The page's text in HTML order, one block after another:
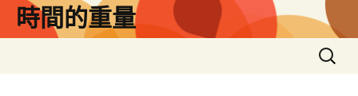
時間的重量
搜
尋